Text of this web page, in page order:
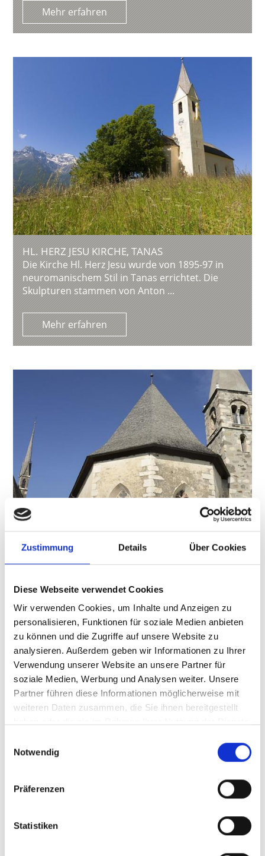
Zustimmung Details Über Cookies
Diese Webseite verwendet Cookies
Wir verwenden Cookies, um Inhalte und Anzeigen zu
personalisieren, Funktionen für soziale Medien anbieten
zu können und die Zugriffe auf unsere Website zu
analysieren. Außerdem geben wir Informationen zu Ihrer
Verwendung unserer Website an unsere Partner für
soziale Medien, Werbung und Analysen weiter. Unsere
Partner führen diese Informationen möglicherweise mit
weiteren Daten zusammen, die Sie ihnen bereitgestellt
Notwendig
Präferenzen
Statistiken
Mehr erfahren
HL. HERZ JESU KIRCHE, TANAS
Die Kirche Hl. Herz Jesu wurde von 1895-97 in
neuromanischem Stil in Tanas errichtet. Die
Skulpturen stammen von Anton ...
Mehr erfahren
ST. MARTIN KIRCHE, GÖFLAN
Mutterkirche aller Kirchen im Mittelvinschgau.
Ihr Einzugsgebiet soll ...
Mehr erfahren